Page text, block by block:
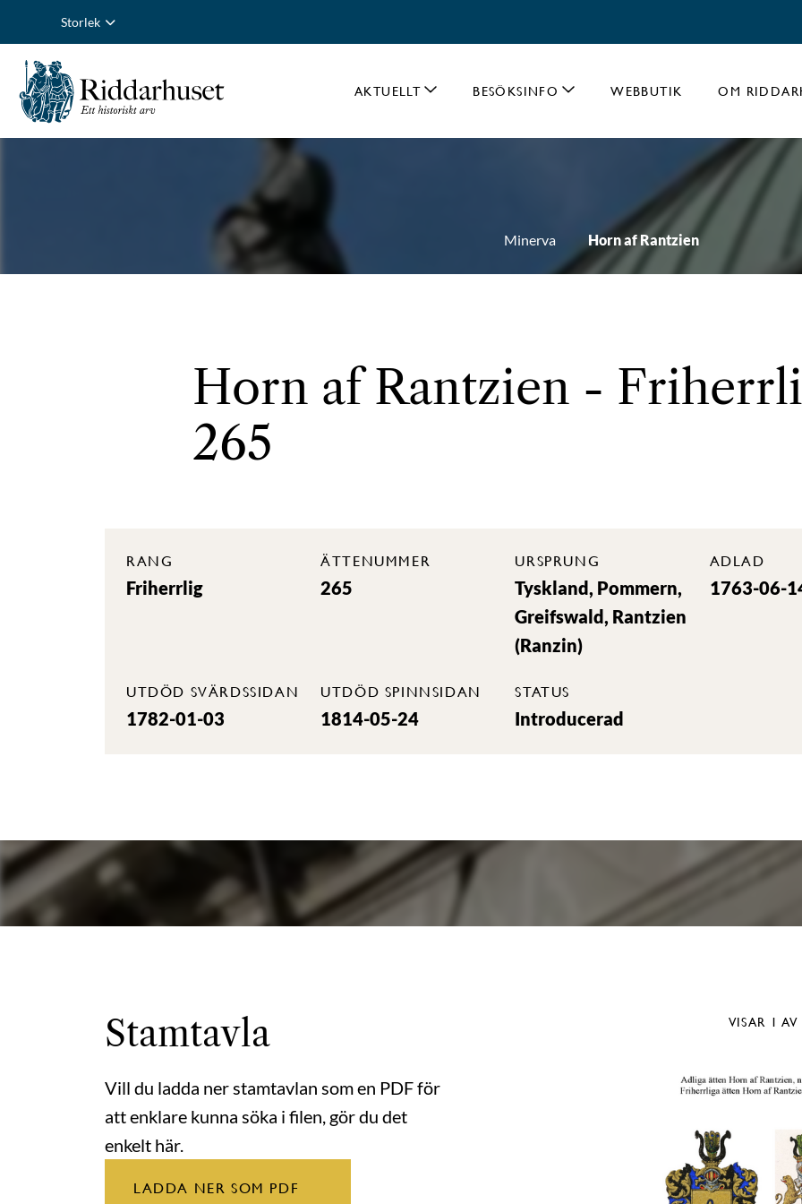
Storlek
AKTUELLT BESÖKSINFO WEBBUTIK OM
Minerva Horn af Rantzien
Horn af Rantzien -
265
RANG
Friherrlig
ÄTTENUMMER
265
URSPRUNG
Tyskland, Pommern,
Greifswald, Rantzien
(Ranzin)
ADLAD
1763-06-
UTDÖD SVÄRDSSIDAN
1782-01-03
UTDÖD SPINNSIDAN
1814-05-24
STATUS
Introducerad
Stamtavla
Vill du ladda ner stamtavlan som en PDF för
att enklare kunna söka i filen, gör du det
enkelt här.
LADDA NER SOM PDF
VISAR 1